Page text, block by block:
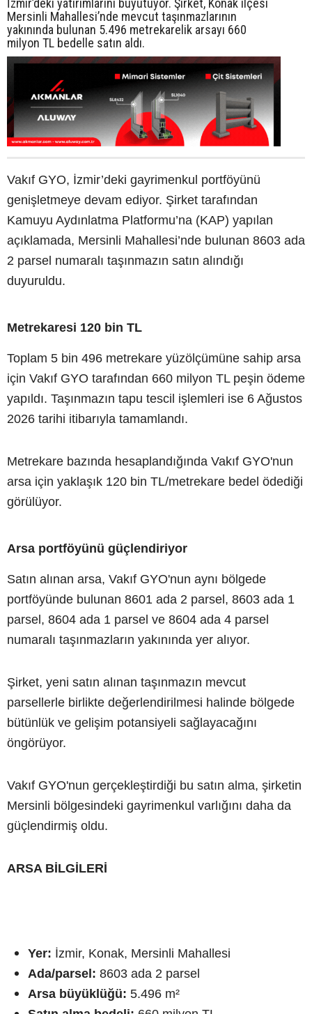
İzmir’deki yatırımlarını büyütüyor. Şirket, Konak ilçesi
Mersinli Mahallesi’nde mevcut taşınmazlarının
yakınında bulunan 5.496 metrekarelik arsayı 660
milyon TL bedelle satın aldı.
Vakıf GYO, İzmir’deki gayrimenkul portföyünü
genişletmeye devam ediyor. Şirket tarafından
Kamuyu Aydınlatma Platformu’na (KAP) yapılan
açıklamada, Mersinli Mahallesi’nde bulunan 8603 ada
2 parsel numaralı taşınmazın satın alındığı
duyuruldu.
Metrekaresi 120 bin TL
Toplam 5 bin 496 metrekare yüzölçümüne sahip arsa
için Vakıf GYO tarafından 660 milyon TL peşin ödeme
yapıldı. Taşınmazın tapu tescil işlemleri ise 6 Ağustos
2026 tarihi itibarıyla tamamlandı.
Metrekare bazında hesaplandığında Vakıf GYO'nun
arsa için yaklaşık 120 bin TL/metrekare bedel ödediği
görülüyor.
Arsa portföyünü güçlendiriyor
Satın alınan arsa, Vakıf GYO'nun aynı bölgede
portföyünde bulunan 8601 ada 2 parsel, 8603 ada 1
parsel, 8604 ada 1 parsel ve 8604 ada 4 parsel
numaralı taşınmazların yakınında yer alıyor.
Şirket, yeni satın alınan taşınmazın mevcut
parsellerle birlikte değerlendirilmesi halinde bölgede
bütünlük ve gelişim potansiyeli sağlayacağını
öngörüyor.
Vakıf GYO'nun gerçekleştirdiği bu satın alma, şirketin
Mersinli bölgesindeki gayrimenkul varlığını daha da
güçlendirmiş oldu.
ARSA BİLGİLERİ
Yer: İzmir, Konak, Mersinli Mahallesi
Ada/parsel: 8603 ada 2 parsel
Arsa büyüklüğü: 5.496 m²